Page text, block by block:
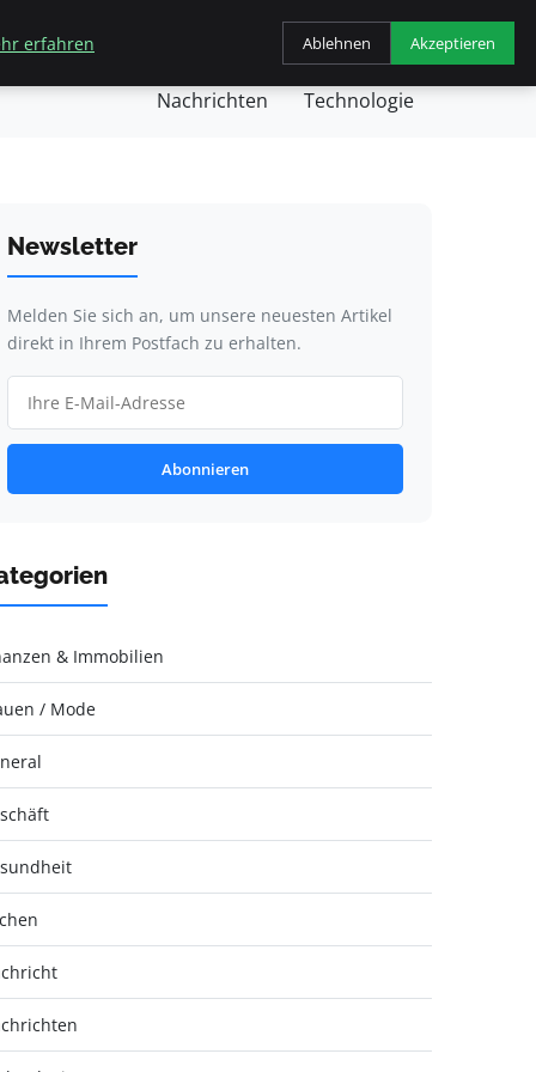
Gesundheit Nachricht
Nachrichten Technologie
Newsletter
Melden Sie sich an, um unsere neuesten Artikel
direkt in Ihrem Postfach zu erhalten.
Abonnieren
& Immobilien
/ Mode
erfahren Ablehnen Akzeptieren